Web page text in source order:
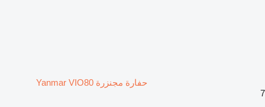
حفارة مجنزرة Yanmar VIO80
7